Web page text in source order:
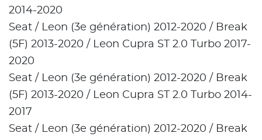
2014-2020
Seat / Leon (3e génération) 2012-2020 / Break
(5F) 2013-2020 / Leon Cupra ST 2.0 Turbo 2017-
2020
Seat / Leon (3e génération) 2012-2020 / Break
(5F) 2013-2020 / Leon Cupra ST 2.0 Turbo 2014-
2017
Seat / Leon (3e génération) 2012-2020 / Break